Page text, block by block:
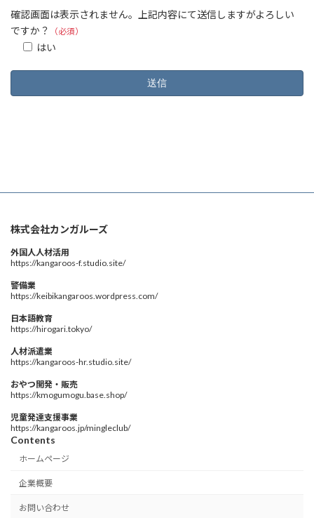
確認画面は表示されません。上記内容にて送信しますがよろしい
ですか？
（必須）
はい
株式会社カンガルーズ
外国人人材活用
https://kangaroos-f.studio.site/
警備業
https://keibikangaroos.wordpress.com/
日本語教育
https://hirogari.tokyo/
人材派遣業
https://kangaroos-hr.studio.site/
おやつ開発・販売
https://kmogumogu.base.shop/
児童発達支援事業
https://kangaroos.jp/mingleclub/
Contents
ホームページ
企業概要
お問い合わせ